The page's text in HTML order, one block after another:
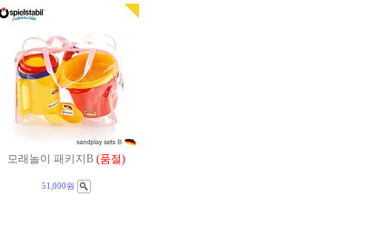
모래놀이 패키지B (품절)
51,000원